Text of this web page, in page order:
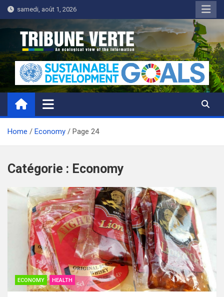
Skip
to
content
samedi, août 1, 2026
Tribune Verte
Un regard écologique de l'information
Home Economy Page 24
Catégorie : Economy
ECONOMY HEALTH